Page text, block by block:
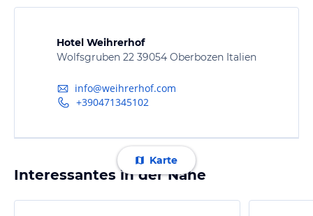
Hotel Weihrerhof
Wolfsgruben 22 39054 Oberbozen Italien
info@weihrerhof.com
+390471345102
Karte
Interessantes in der Nähe